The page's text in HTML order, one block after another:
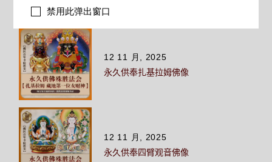
相关文章
12 11 月, 2025
永久供奉扎基拉姆佛像
12 11 月, 2025
永久供奉四臂观音佛像
禁用此弹出窗口